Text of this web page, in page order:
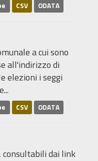
CSV ODATA
a cui sono
all'indirizzo di
elezioni i seggi
CSV ODATA
dai link